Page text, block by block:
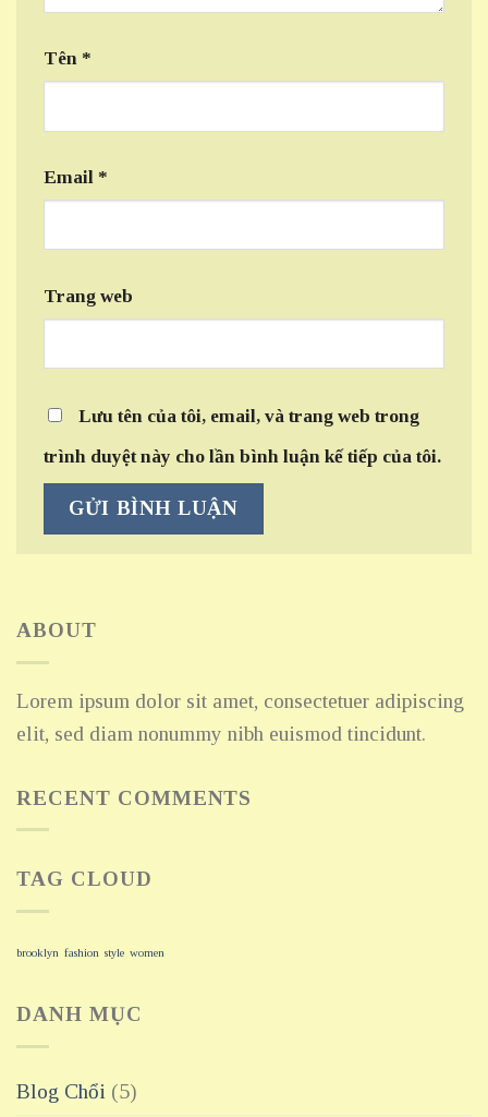
Tên *
Email *
Trang web
Lưu tên của tôi, email, và trang web trong
trình duyệt này cho lần bình luận kế tiếp của tôi.
ABOUT
Lorem ipsum dolor sit amet, consectetuer adipiscing
elit, sed diam nonummy nibh euismod tincidunt.
RECENT COMMENTS
TAG CLOUD
brooklyn fashion style women
DANH MỤC
Blog Chổi (5)